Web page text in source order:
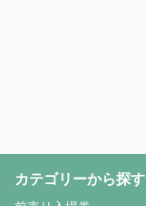
カテゴリーから探す